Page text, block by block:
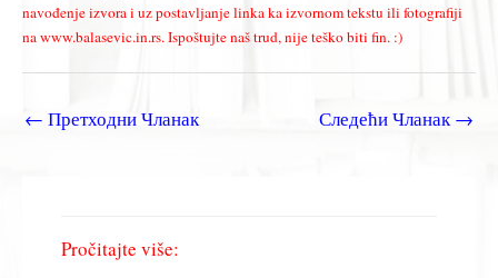
navođenje izvora i uz postavljanje linka ka izvornom tekstu ili fotografiji
na www.balasevic.in.rs. Ispoštujte naš trud, nije teško biti fin. :)
← Претходни Чланак Следећи Чланак→
Pročitajte više: